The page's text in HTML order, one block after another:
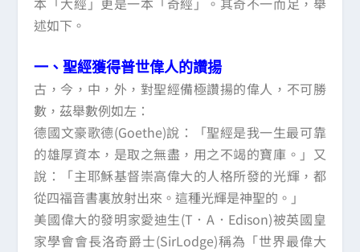
述如下。
一、聖經獲得普世偉人的讚揚
古，今，中，外，對聖經備極讚揚的偉人，不可勝
數，茲舉數例如左：
德國文豪歌德(Goethe)說：「聖經是我一生最可靠
的雄厚資本，是取之無盡，用之不竭的寶庫。」又
說：「主耶穌基督崇高偉大的人格所發的光輝，都
從四福音書裏放射出來。這種光輝是神聖的。」
美國偉大的發明家愛迪生(T．A．Edison)被英國皇
家學會會長洛奇爵士(SirLodge)稱為「世界最偉大